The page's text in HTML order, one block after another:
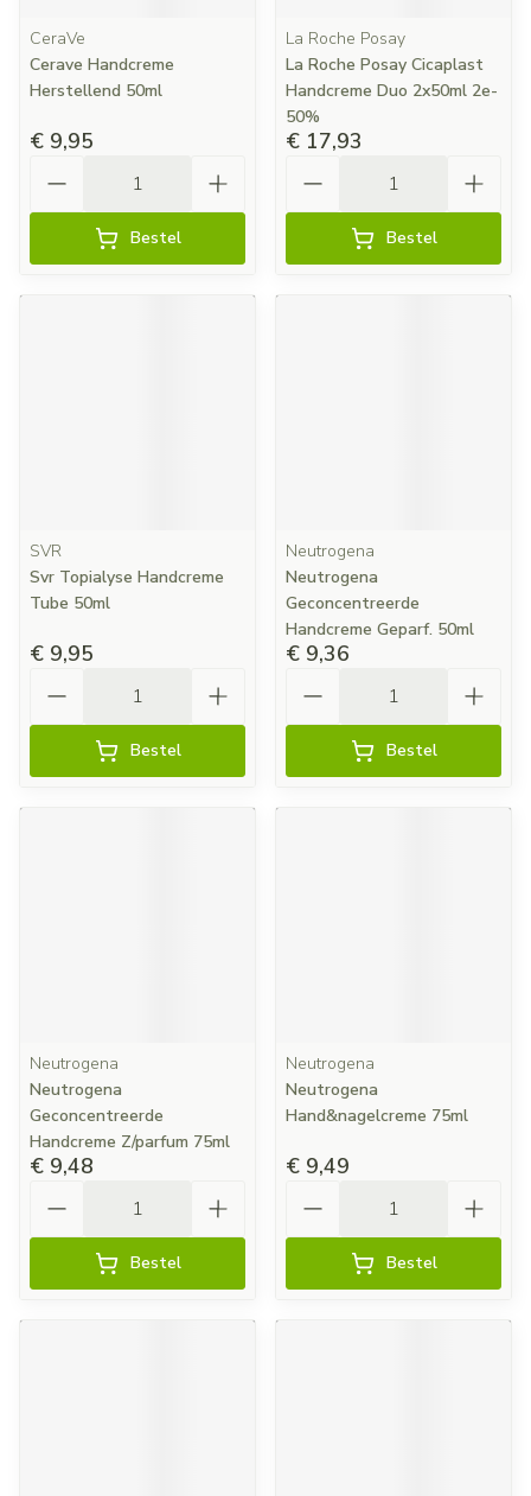
CeraVe
Cerave Handcreme
Herstellend 50ml
€ 9,95
Bestel
La Roche Posay
La Roche Posay Cicaplast
Handcreme Duo 2x50ml 2e-
50%
€ 17,93
Bestel
SVR
Svr Topialyse Handcreme
Tube 50ml
€ 9,95
Bestel
Neutrogena
Neutrogena
Geconcentreerde
Handcreme Geparf. 50ml
€ 9,36
Bestel
Neutrogena
Neutrogena
Geconcentreerde
Handcreme Z/parfum 75ml
€ 9,48
Bestel
Neutrogena
Neutrogena
Hand&nagelcreme 75ml
€ 9,49
Bestel